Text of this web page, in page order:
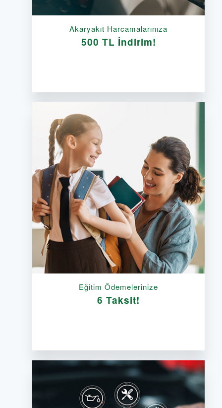
Akaryakıt Harcamalarınıza
500 TL İndirim!
Eğitim Ödemelerinize
6 Taksit!